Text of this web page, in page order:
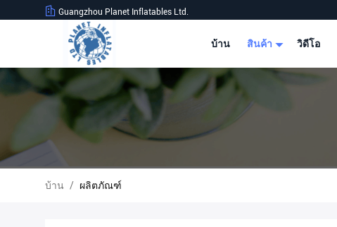
Guangzhou Planet Inflatables Ltd.
บ้าน สินค้า วิดีโอ
บ้าน / ผลิตภัณฑ์